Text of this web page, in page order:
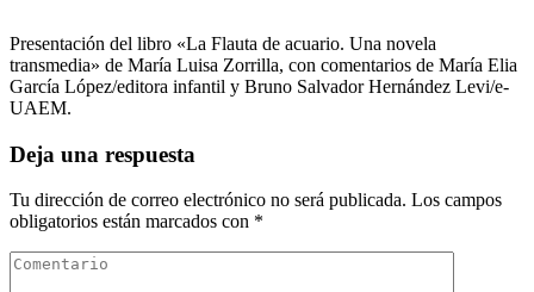
Presentación del libro «La Flauta de acuario. Una novela
transmedia» de María Luisa Zorrilla, con comentarios de María Elia
García López/editora infantil y Bruno Salvador Hernández Levi/e-
UAEM.
Deja una respuesta
Tu dirección de correo electrónico no será publicada. Los campos
obligatorios están marcados con *